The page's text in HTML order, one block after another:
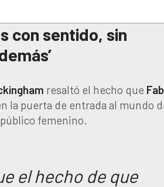
con sentido, sin
resaltó el hecho que
la puerta de entrada al mundo
femenino.
el hecho de que